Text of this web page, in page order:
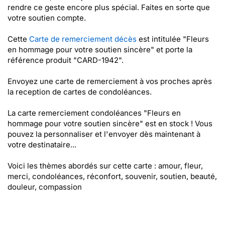
rendre ce geste encore plus spécial. Faites en sorte que
votre soutien compte.
Cette Carte de remerciement décès est intitulée "Fleurs
en hommage pour votre soutien sincère" et porte la
référence produit "CARD-1942".
Envoyez une carte de remerciement à vos proches après
la reception de cartes de condoléances.
La carte remerciement condoléances "Fleurs en
hommage pour votre soutien sincère" est en stock ! Vous
pouvez la personnaliser et l'envoyer dès maintenant à
votre destinataire...
Voici les thèmes abordés sur cette carte : amour, fleur,
merci, condoléances, réconfort, souvenir, soutien, beauté,
douleur, compassion